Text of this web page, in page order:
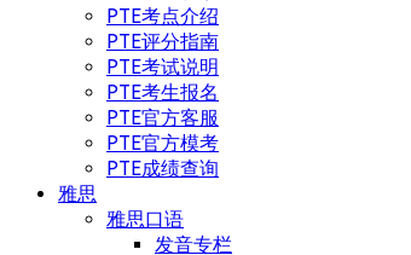
PTE考点介绍
PTE评分指南
PTE考试说明
PTE考生报名
PTE官方客服
PTE官方模考
PTE成绩查询
雅思
雅思口语
发音专栏